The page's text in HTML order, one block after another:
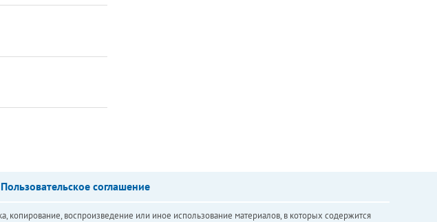
Пользовательское соглашение
воспроизведение или иное использование материалов, в которых содержится